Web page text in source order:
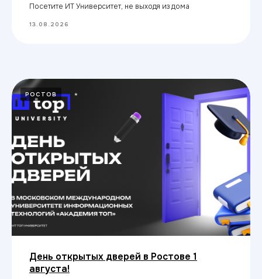
Посетите ИТ Университет, не выходя из дома
13.08.2026
РОСТОВ
День открытых дверей в Ростове 1
августа!